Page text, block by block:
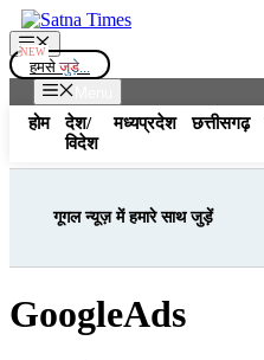
Skip
to
content
Menu
हमसे जुड़े...
होम
देश/
विदेश
मध्यप्रदेश छत्तीसगढ़
गूगल न्यूज़ में हमारे साथ जुड़ें
GoogleAds